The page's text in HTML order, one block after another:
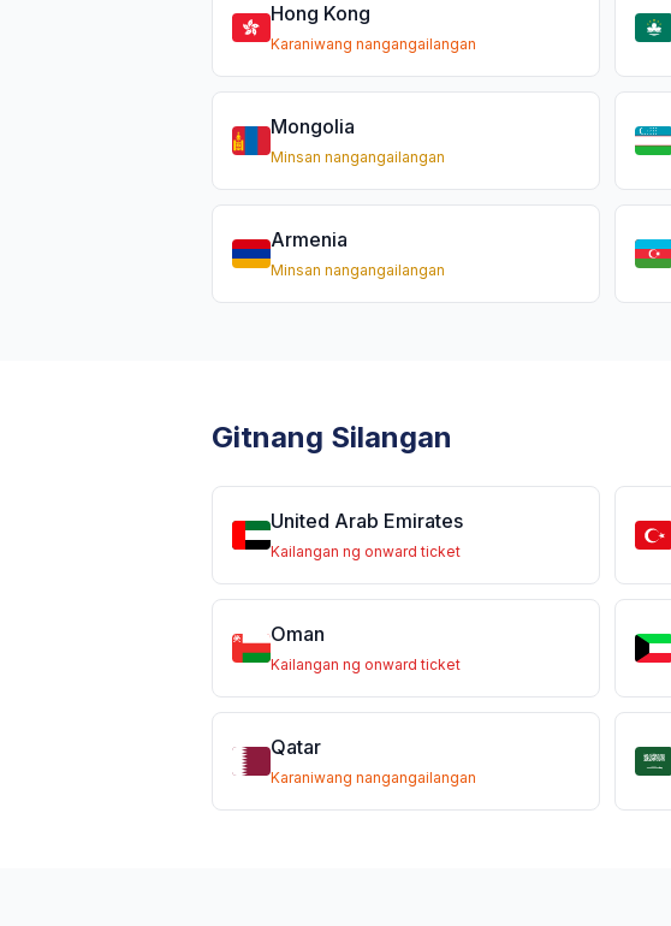
Hong Kong
Karaniwang nangangailangan
Mongolia
Minsan nangangailangan
Armenia
Minsan nangangailangan
Gitnang Silangan
United Arab Emirates
Kailangan ng onward ticket
Oman
Kailangan ng onward ticket
Qatar
Karaniwang nangangailangan